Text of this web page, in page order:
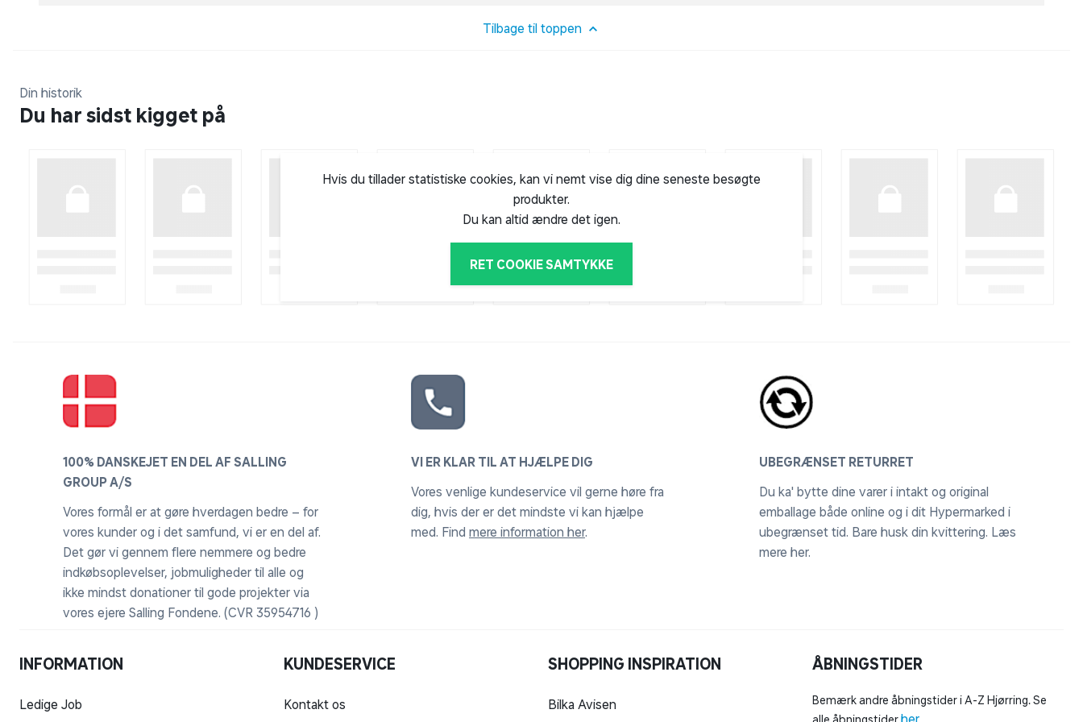
Tilbage til toppen
Din historik
Du har sidst kigget på
Hvis du tillader statistiske cookies, kan vi nemt vise dig dine seneste besøgte
produkter.
Du kan altid ændre det igen.
RET COOKIE SAMTYKKE
100% DANSKEJET EN DEL AF SALLING
GROUP A/S
Vores formål er at gøre hverdagen bedre – for
vores kunder og i det samfund, vi er en del af.
Det gør vi gennem flere nemmere og bedre
indkøbsoplevelser, jobmuligheder til alle og
ikke mindst donationer til gode projekter via
vores ejere Salling Fondene. (CVR 35954716 )
VI ER KLAR TIL AT HJÆLPE DIG
Vores venlige kundeservice vil gerne høre fra
dig, hvis der er det mindste vi kan hjælpe
med. Find mere information her.
UBEGRÆNSET RETURRET
Du ka' bytte dine varer i intakt og original
emballage både online og i dit Hypermarked i
ubegrænset tid. Bare husk din kvittering. Læs
mere her.
INFORMATION
Ledige Job
KUNDESERVICE
Kontakt os
SHOPPING INSPIRATION
Bilka Avisen
ÅBNINGSTIDER
Bemærk andre åbningstider i A-Z Hjørring. Se
her